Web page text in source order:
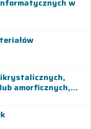
w
amorficznych,...